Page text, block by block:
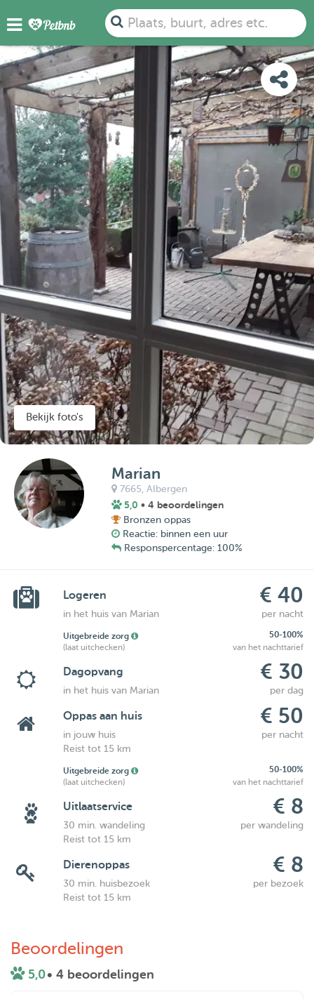
Plaats, buurt, adres etc.
FOTO'S BEOORDELINGEN KAART
Bekijk foto's
Marian
7665,Albergen
5,0 • 4 beoordelingen
Bronzen oppas
Reactie: binnen een uur
Responspercentage: 100%
Logeren € 40
in het huis van Marian per nacht
Uitgebreide zorg
50-100%
(laat uitchecken)
van het nachttarief
Dagopvang € 30
in het huis van Marian per dag
Oppas aan huis € 50
in jouw huis
per nacht
Reist tot 15 km
Uitgebreide zorg
50-100%
(laat uitchecken)
van het nachttarief
Uitlaatservice € 8
30 min. wandeling
per wandeling
Reist tot 15 km
Dierenoppas € 8
30 min. huisbezoek
per bezoek
Reist tot 15 km
Beoordelingen
5,0• 4 beoordelingen